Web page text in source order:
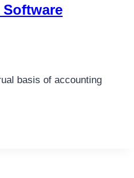
basis of accounting